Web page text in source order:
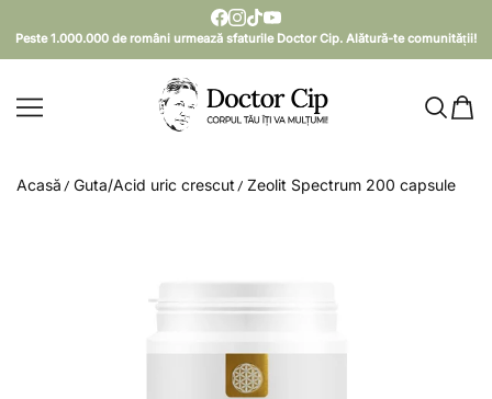
Peste 1.000.000 de români urmează sfaturile Doctor Cip. Alătură-te comunității!
Doctor Cip - Corpul tău îți va mulțumi!
Acasă Guta/Acid uric crescut Zeolit Spectrum 200 capsule